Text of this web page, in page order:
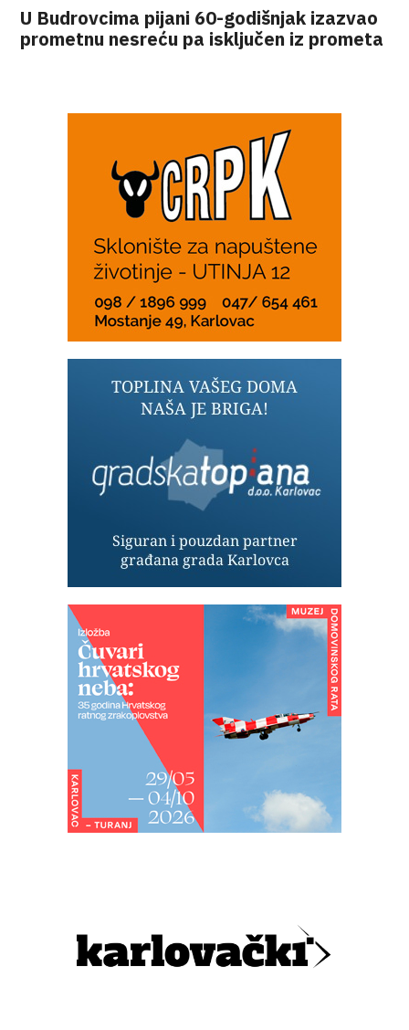
U Budrovcima pijani 60-godišnjak izazvao
prometnu nesreću pa isključen iz prometa